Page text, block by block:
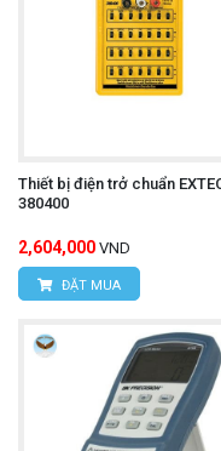
Thiết bị điện trở chuẩn
380400
2,604,000 VND
ĐẶT MUA